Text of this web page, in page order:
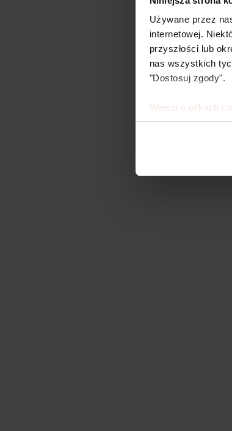
Używane przez
internetowej.
przyszłości lub
nas wszystkich
"Dostosuj zgody".
Więcej o plikach